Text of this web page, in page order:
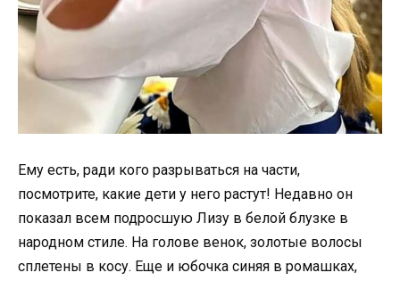
Ему есть, ради кого разрываться на части,
посмотрите, какие дети у него растут! Недавно он
показал всем подросшую Лизу в белой блузке в
народном стиле. На голове венок, золотые волосы
сплетены в косу. Еще и юбочка синяя в ромашках,